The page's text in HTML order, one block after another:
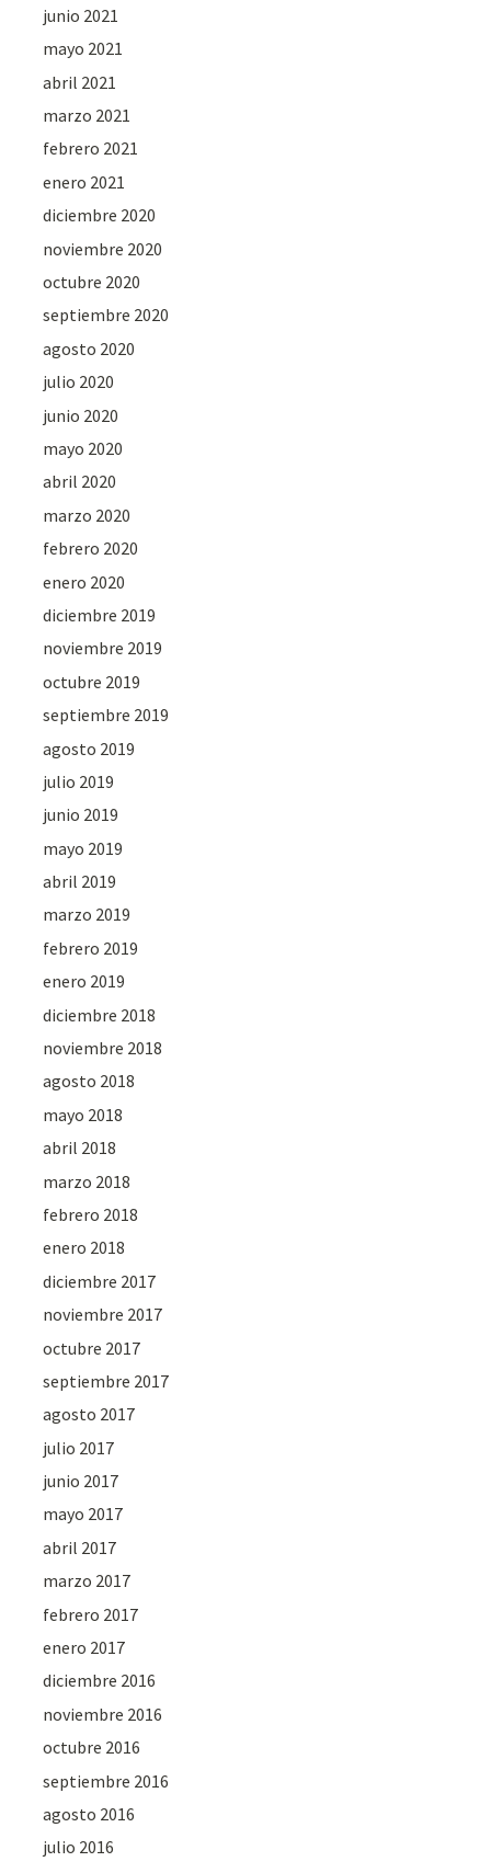
junio 2021
mayo 2021
abril 2021
marzo 2021
febrero 2021
enero 2021
diciembre 2020
noviembre 2020
octubre 2020
septiembre 2020
agosto 2020
julio 2020
junio 2020
mayo 2020
abril 2020
marzo 2020
febrero 2020
enero 2020
diciembre 2019
noviembre 2019
octubre 2019
septiembre 2019
agosto 2019
julio 2019
junio 2019
mayo 2019
abril 2019
marzo 2019
febrero 2019
enero 2019
diciembre 2018
noviembre 2018
agosto 2018
mayo 2018
abril 2018
marzo 2018
febrero 2018
enero 2018
diciembre 2017
noviembre 2017
octubre 2017
septiembre 2017
agosto 2017
julio 2017
junio 2017
mayo 2017
abril 2017
marzo 2017
febrero 2017
enero 2017
diciembre 2016
noviembre 2016
octubre 2016
septiembre 2016
agosto 2016
julio 2016